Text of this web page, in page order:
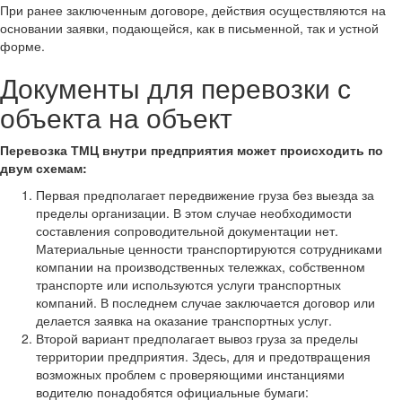
При ранее заключенным договоре, действия осуществляются на
основании заявки, подающейся, как в письменной, так и устной
форме.
Документы для перевозки с
объекта на объект
Перевозка ТМЦ внутри предприятия может происходить по
двум схемам:
Первая предполагает передвижение груза без выезда за
пределы организации. В этом случае необходимости
составления сопроводительной документации нет.
Материальные ценности транспортируются сотрудниками
компании на производственных тележках, собственном
транспорте или используются услуги транспортных
компаний. В последнем случае заключается договор или
делается заявка на оказание транспортных услуг.
Второй вариант предполагает вывоз груза за пределы
территории предприятия. Здесь, для и предотвращения
возможных проблем с проверяющими инстанциями
водителю понадобятся официальные бумаги: